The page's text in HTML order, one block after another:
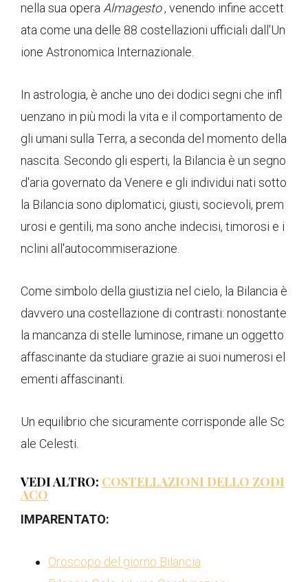
nella sua opera Almagesto, venendo infine accett
ata come una delle 88 costellazioni ufficiali dall'Un
ione Astronomica Internazionale.
In astrologia, è anche uno dei dodici segni che infl
uenzano in più modi la vita e il comportamento de
gli umani sulla Terra, a seconda del momento della
nascita. Secondo gli esperti, la Bilancia è un segno
d'aria governato da Venere e gli individui nati sotto
la Bilancia sono diplomatici, giusti, socievoli, prem
urosi e gentili, ma sono anche indecisi, timorosi e i
nclini all'autocommiserazione.
Come simbolo della giustizia nel cielo, la Bilancia è
davvero una costellazione di contrasti: nonostante
la mancanza di stelle luminose, rimane un oggetto
affascinante da studiare grazie ai suoi numerosi el
ementi affascinanti.
Un equilibrio che sicuramente corrisponde alle Sc
ale Celesti.
VEDI ALTRO: COSTELLAZIONI DELLO ZODI
ACO
IMPARENTATO:
Oroscopo del giorno Bilancia